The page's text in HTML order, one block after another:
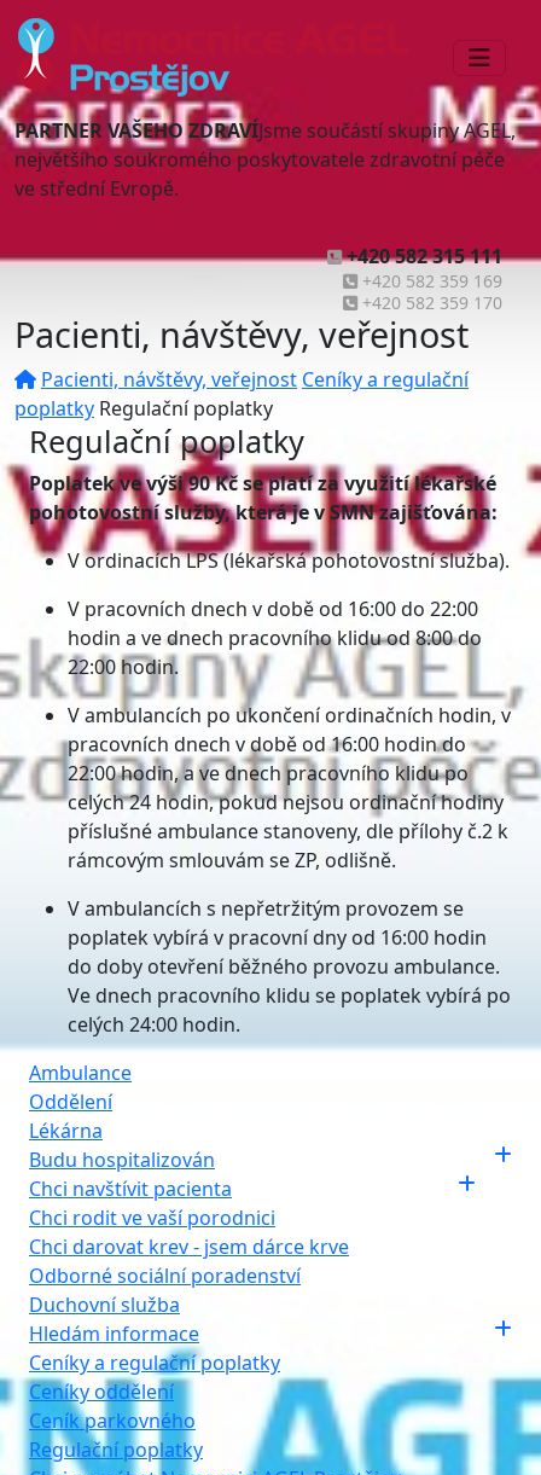
PARTNER VAŠEHO ZDRAVÍJsme součástí skupiny AGEL,
největšího soukromého poskytovatele zdravotní péče
ve střední Evropě.
+420 582 315 111
+420 582 359 169
+420 582 359 170
Pacienti, návštěvy, veřejnost
Pacienti, návštěvy, veřejnost Ceníky a regulační
poplatky Regulační poplatky
Regulační poplatky
Poplatek ve výši 90 Kč se platí za využití lékařské
pohotovostní služby, která je v SMN zajišťována:
V ordinacích LPS (lékařská pohotovostní služba).
V pracovních dnech v době od 16:00 do 22:00
hodin a ve dnech pracovního klidu od 8:00 do
22:00 hodin.
V ambulancích po ukončení ordinačních hodin, v
pracovních dnech v době od 16:00 hodin do
22:00 hodin, a ve dnech pracovního klidu po
celých 24 hodin, pokud nejsou ordinační hodiny
příslušné ambulance stanoveny, dle přílohy č.2 k
rámcovým smlouvám se ZP, odlišně.
V ambulancích s nepřetržitým provozem se
poplatek vybírá v pracovní dny od 16:00 hodin
do doby otevření běžného provozu ambulance.
Ve dnech pracovního klidu se poplatek vybírá po
celých 24:00 hodin.
Ambulance
Oddělení
Lékárna
Budu hospitalizován
Chci navštívit pacienta
Chci rodit ve vaší porodnici
Chci darovat krev - jsem dárce krve
Odborné sociální poradenství
Duchovní služba
Hledám informace
Ceníky a regulační poplatky
Ceníky oddělení
Ceník parkovného
Regulační poplatky